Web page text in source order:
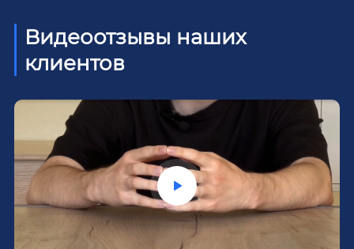
Видеоотзывы наших
клиентов